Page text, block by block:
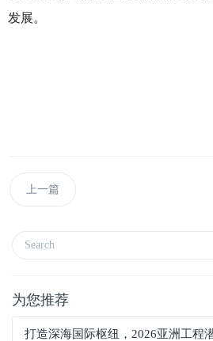
发展。
上一篇
为您推荐
打造深海国际枢纽，2026亚洲工程